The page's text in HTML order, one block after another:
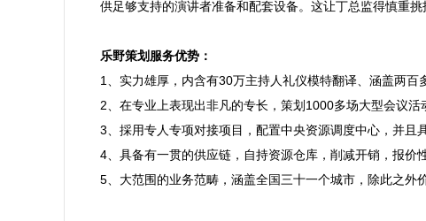
供足够支持的演讲者准备和配套设备。这让丁总监得慎重挑
乐野策划服务优势：
1、实力雄厚，内含有30万主持人礼仪模特翻译、涵盖两
2、在专业上表现出非凡的专长，策划1000多场大型会议活
3、採用专人专项对接项目，配置中央资源调度中心，并且
4、具备有一贯的供应链，自持资源仓库，削减开销，报价
5、大范围的业务范畴，涵盖全国三十一个城市，除此之外